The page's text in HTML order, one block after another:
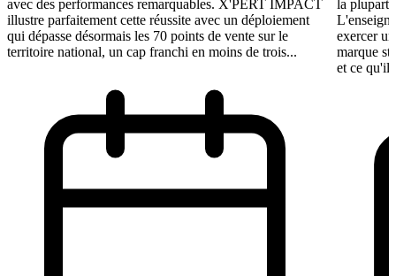
avec des performances remarquables. X'PERT IMPACT
illustre parfaitement cette réussite avec un déploiement
qui dépasse désormais les 70 points de vente sur le
territoire national, un cap franchi en moins de trois...
la plupart
exercer
marque
et ce qu'il